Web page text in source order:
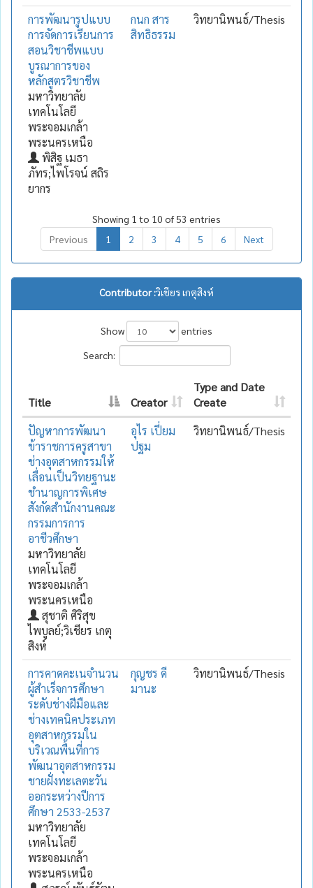
การพัฒนารูปแบบ
การจัดการเรียนการ
สอนวิชาชีพแบบ
บูรณาการของ
หลักสูตรวิชาชีพ
มหาวิทยาลัย
เทคโนโลยี
พระจอมเกล้า
พระนครเหนือ
พิสิฐ เมธา
ภัทร;ไพโรจน์ สถิร
ยากร
กนก สาร
สิทธิธรรม
วิทยานิพนธ์/Thesis
Showing 1 to 10 of 53 entries
Previous
1 2 3 4 5 6 Next
Contributor :วิเชียร เกตุสิงห์
Show
entries
Search:
Title Creator
Type and Date
Create
ปัญหาการพัฒนา
ข้าราชการครูสาขา
ช่างอุตสาหกรรมให้
เลื่อนเป็นวิทยฐานะ
ชำนาญการพิเศษ
สังกัดสำนักงานคณะ
กรรมการการ
อาชีวศึกษา
มหาวิทยาลัย
เทคโนโลยี
พระจอมเกล้า
พระนครเหนือ
สุชาติ ศิริสุข
ไพบูลย์;วิเชียร เกตุ
สิงห์
อุไร เปี่ยม
ปฐม
วิทยานิพนธ์/Thesis
การคาดคะเนจำนวน
ผู้สำเร็จการศึกษา
ระดับช่างฝีมือและ
ช่างเทคนิคประเภท
อุตสาหกรรมใน
บริเวณพื้นที่การ
พัฒนาอุตสาหกรรม
ชายฝั่งทะเลตะวัน
ออกระหว่างปีการ
ศึกษา 2533-2537
มหาวิทยาลัย
เทคโนโลยี
พระจอมเกล้า
พระนครเหนือ
กุญชร ดี
มานะ
วิทยานิพนธ์/Thesis